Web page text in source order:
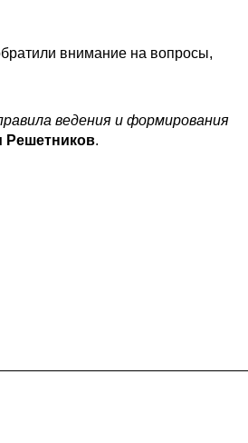
внимание на вопросы,
ведения и формирования
Решетников.